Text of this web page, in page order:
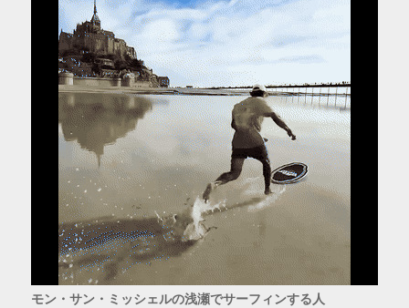
モン・サン・ミッシェルの浅瀬でサーフィンする人